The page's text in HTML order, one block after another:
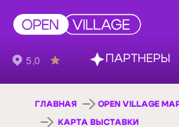
ГЛАВНАЯ OPEN VILLAGE
КАРТА ВЫСТАВКИ